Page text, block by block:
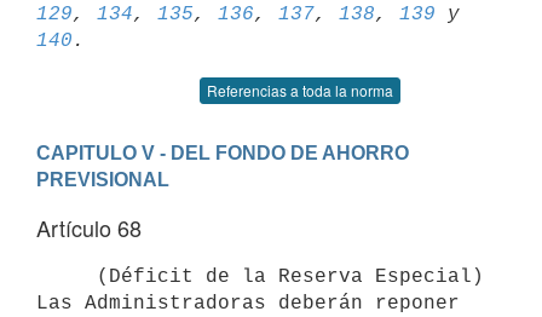
129, 134, 135, 136, 137, 138, 139
140
Referencias a toda la norma
CAPITULO V - DEL FONDO DE AHORRO
PREVISIONAL
Artículo 68
Las Administradoras deberán reponer